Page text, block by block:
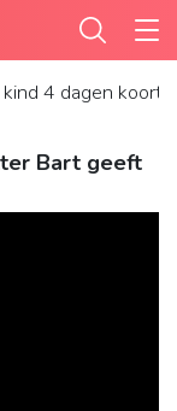
4 dagen
Bart geeft